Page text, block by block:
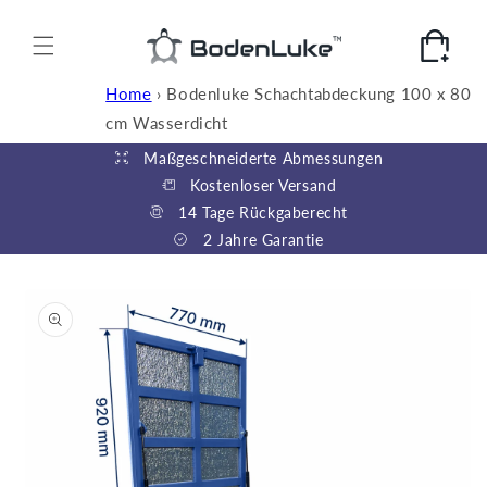
Inhalt
Warenkorb
Home › Bodenluke Schachtabdeckung 100 x 80
cm Wasserdicht
Maßgeschneiderte Abmessungen
Kostenloser Versand
14 Tage Rückgaberecht
2 Jahre Garantie